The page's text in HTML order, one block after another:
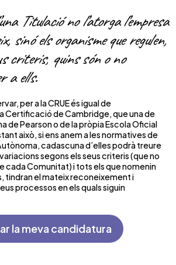
Titulació no l’atorga l’empresa
sinó els organisme que regulen,
criteris, quins són o no
a ells.
per a la CRUE és igual de
Certificació de Cambridge, que una de
de Pearson o de la pròpia Escola Oficial
això, si ens anem a les normatives de
cadascuna d’elles podrà treure
segons els seus criteris (que no
cada Comunitat) i tots els que nomenin
tindran el mateix reconeixement i
processos en els quals siguin
la meva candidatura